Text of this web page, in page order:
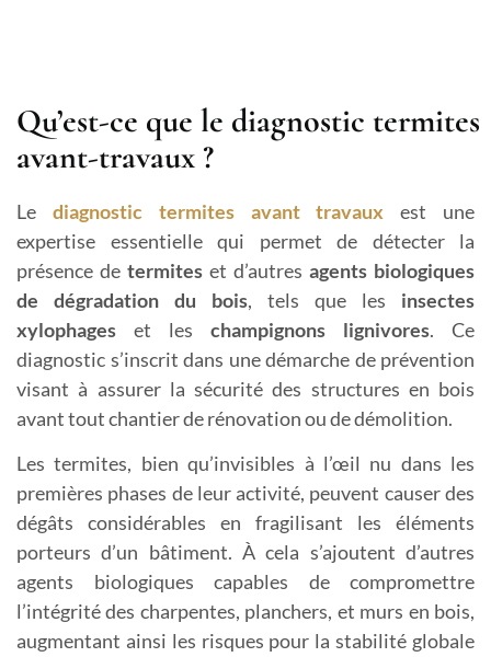
Qu’est-ce que le diagnostic termites
avant-travaux ?
Le diagnostic termites avant travaux est une
expertise essentielle qui permet de détecter la
présence de termites et d’autres agents biologiques
de dégradation du bois, tels que les insectes
xylophages et les champignons lignivores. Ce
diagnostic s’inscrit dans une démarche de prévention
visant à assurer la sécurité des structures en bois
avant tout chantier de rénovation ou de démolition.
Les termites, bien qu’invisibles à l’œil nu dans les
premières phases de leur activité, peuvent causer des
dégâts considérables en fragilisant les éléments
porteurs d’un bâtiment. À cela s’ajoutent d’autres
agents biologiques capables de compromettre
l’intégrité des charpentes, planchers, et murs en bois,
augmentant ainsi les risques pour la stabilité globale